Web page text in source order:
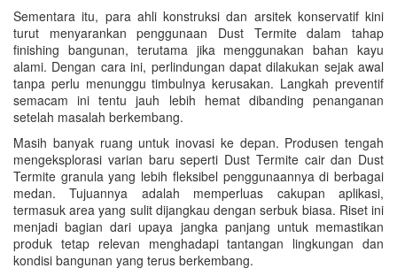
Sementara itu, para ahli konstruksi dan arsitek konservatif kini
turut menyarankan penggunaan Dust Termite dalam tahap
finishing bangunan, terutama jika menggunakan bahan kayu
alami. Dengan cara ini, perlindungan dapat dilakukan sejak awal
tanpa perlu menunggu timbulnya kerusakan. Langkah preventif
semacam ini tentu jauh lebih hemat dibanding penanganan
setelah masalah berkembang.
Masih banyak ruang untuk inovasi ke depan. Produsen tengah
mengeksplorasi varian baru seperti Dust Termite cair dan Dust
Termite granula yang lebih fleksibel penggunaannya di berbagai
medan. Tujuannya adalah memperluas cakupan aplikasi,
termasuk area yang sulit dijangkau dengan serbuk biasa. Riset ini
menjadi bagian dari upaya jangka panjang untuk memastikan
produk tetap relevan menghadapi tantangan lingkungan dan
kondisi bangunan yang terus berkembang.